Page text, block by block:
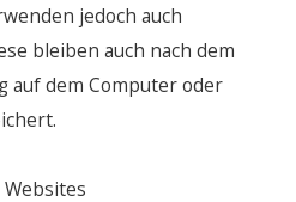
jedoch auch
bleiben auch nach dem
auf dem Computer oder